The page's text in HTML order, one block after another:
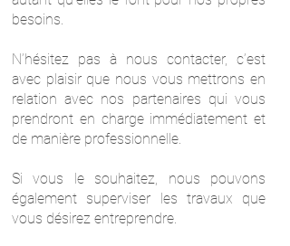
besoins.
N’hésitez pas à nous contacter, c’est
avec plaisir que nous vous mettrons en
relation avec nos partenaires qui vous
prendront en charge immédiatement et
de manière professionnelle.
Si vous le souhaitez, nous pouvons
également superviser les travaux que
vous désirez entreprendre.